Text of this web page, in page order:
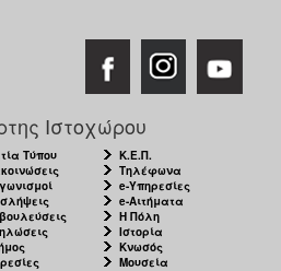
Ιστοχώρου
Τύπου
Κ.Ε.Π.
Τηλέφωνα
e-Υπηρεσίες
e-Αιτήματα
Η Πόλη
Ιστορία
Κνωσός
Μουσεία